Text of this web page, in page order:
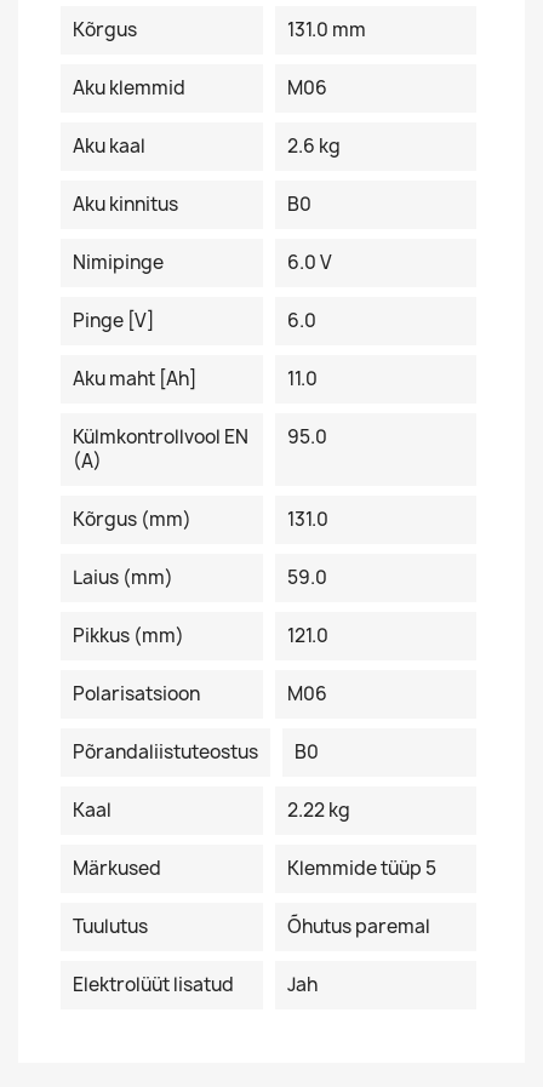
Kõrgus 131.0 mm
Aku klemmid M06
Aku kaal 2.6 kg
Aku kinnitus B0
Nimipinge 6.0 V
Pinge [V] 6.0
Aku maht [Ah] 11.0
Külmkontrollvool EN
(A)
95.0
Kõrgus (mm) 131.0
Laius (mm) 59.0
Pikkus (mm) 121.0
Polarisatsioon M06
Põrandaliistuteostus B0
Kaal 2.22 kg
Märkused Klemmide tüüp 5
Tuulutus Õhutus paremal
Elektrolüüt lisatud Jah